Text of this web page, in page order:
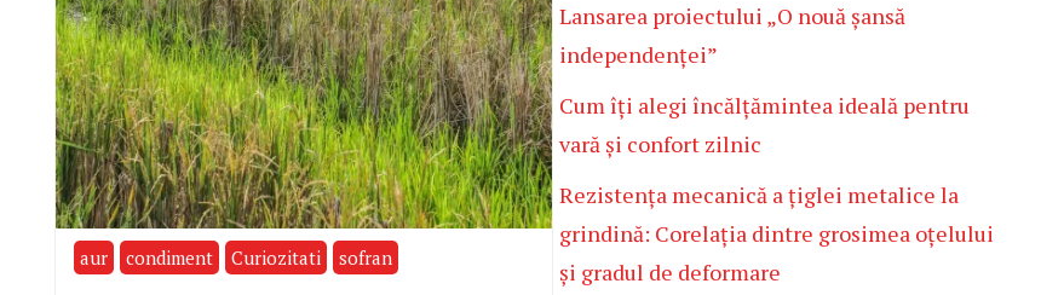
aur condiment Curiozitati sofran
Lansarea proiectului „O nouă șansă
independenței”
Cum îți alegi încălțămintea ideală pentru
vară și confort zilnic
Rezistența mecanică a țiglei metalice la
grindină: Corelația dintre grosimea oțelului
și gradul de deformare